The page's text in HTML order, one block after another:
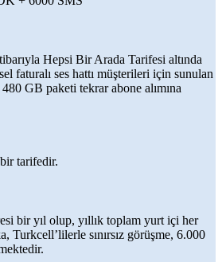
Hepsi Bir Arada Tarifesi altında
faturalı ses hattı müşterileri için sunulan
GB paketi tekrar abone alımına
tarifedir.
bir yıl olup, yıllık toplam yurt içi her
Turkcell’lilerle sınırsız görüşme, 6.000